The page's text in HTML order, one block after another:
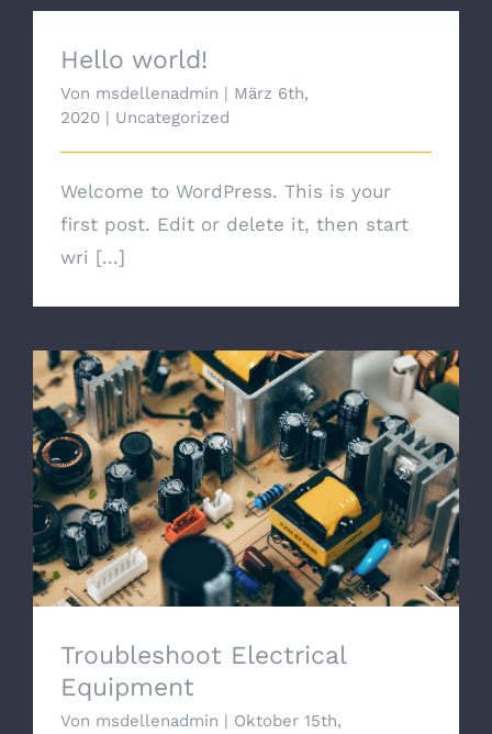
Hello world!
Von msdellenadmin
März 6th,
2020
Uncategorized
Welcome to WordPress. This is your
first post. Edit or delete it, then start
wri [...]
Troubleshoot Electrical Equipment
Troubleshoot Electrical
Equipment
Von msdellenadmin | Oktober 15th,